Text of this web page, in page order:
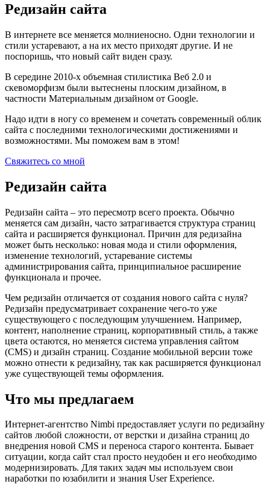
Редизайн сайта
В интернете все меняется молниеносно. Одни технологии и
стили устаревают, а на их место приходят другие. И не
поспоришь, что новый сайт виден сразу.
В середине 2010-х объемная стилистика Веб 2.0 и
скевоморфизм были вытеснены плоским дизайном, в
частности Материальным дизайном от Google.
Надо идти в ногу со временем и сочетать современный облик
сайта с последними технологическими достижениями и
возможностями. Мы поможем вам в этом!
Свяжитесь со мной
Редизайн сайта
Редизайн сайта – это пересмотр всего проекта. Обычно
меняется сам дизайн, часто затрагивается структура страниц
сайта и расширяется функционал. Причин для редизайна
может быть несколько: новая мода и стили оформления,
изменение технологий, устаревание системы
администрирования сайта, принципиальное расширение
функционала и прочее.
Чем редизайн отличается от создания нового сайта с нуля?
Редизайн предусматривает сохранение чего-то уже
существующего с последующим улучшением. Например,
контент, наполнение страниц, корпоративный стиль, а также
цвета остаются, но меняется система управления сайтом
(CMS) и дизайн страниц. Создание мобильной версии тоже
можно отнести к редизайну, так как расширяется функционал
уже существующей темы оформления.
Что мы предлагаем
Интернет-агентство Nimbi предоставляет услуги по редизайну
сайтов любой сложности, от верстки и дизайна страниц до
внедрения новой CMS и переноса старого контента. Бывает
ситуации, когда сайт стал просто неудобен и его необходимо
модернизировать. Для таких задач мы используем свои
наработки по юзабилити и знания User Experience.